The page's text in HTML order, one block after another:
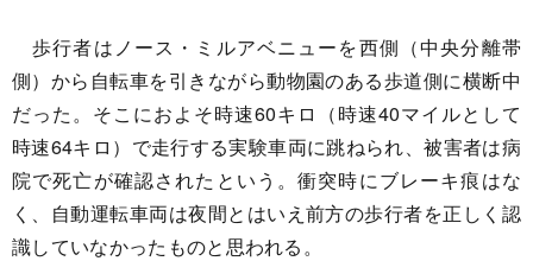
歩行者はノース・ミルアベニューを西側（中央分離帯
側）から自転車を引きながら動物園のある歩道側に横断中
だった。そこにおよそ時速60キロ（時速40マイルとして
時速64キロ）で走行する実験車両に跳ねられ、被害者は病
院で死亡が確認されたという。衝突時にブレーキ痕はな
く、自動運転車両は夜間とはいえ前方の歩行者を正しく認
識していなかったものと思われる。